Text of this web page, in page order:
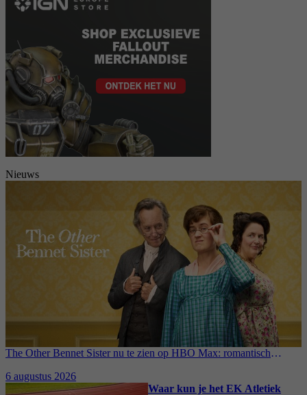
Nieuws
The Other Bennet Sister nu te zien op HBO Max: romantisch
6 augustus 2026
Waar kun je het EK Atletiek